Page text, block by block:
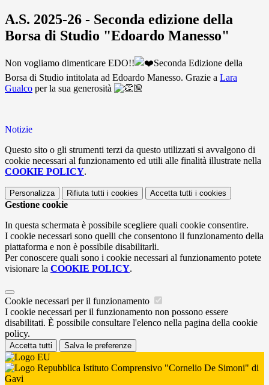
A.S. 2025-26 - Seconda edizione della
Borsa di Studio "Edoardo Manesso"
Non vogliamo dimenticare EDO!!
Seconda Edizione della
Borsa di Studio intitolata ad Edoardo Manesso. Grazie a Lara
Gualco per la sua generosità
Notizie
Questo sito o gli strumenti terzi da questo utilizzati si avvalgono di
cookie necessari al funzionamento ed utili alle finalità illustrate nella
COOKIE POLICY.
Personalizza Rifiuta tutti i cookies Accetta tutti i cookies
Gestione cookie
In questa schermata è possibile scegliere quali cookie consentire.
I cookie necessari sono quelli che consentono il funzionamento della
piattaforma e non è possibile disabilitarli.
Per conoscere quali sono i cookie necessari al funzionamento potete
visionare la COOKIE POLICY.
Cookie necessari per il funzionamento
I cookie necessari per il funzionamento non possono essere
disabilitati. È possibile consultare l'elenco nella pagina della cookie
policy.
Accetta tutti Salva le preferenze
Istituto Comprensivo "Cornelio De Simoni" di
Gavi